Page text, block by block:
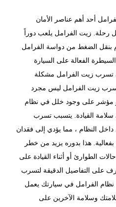
أحد أهم عناصر الأمان
رحلة. زيت الفرامل يلعب دوراً
بنقل الضغط من دواسة الفرامل
الفعالة على السيارة
تسرب زيت الفرامل مشكلة
تسرب زيت الفرامل ليس مجرد
مؤشر على وجود خلل في نظام
القيادة. يتسبب تسرب
النظام ، مما يؤدي إلى فقدان
هذا بدوره يزيد من خطر
الطوارئ أو أثناء القيادة على
على التفاصيل الدقيقة لتسرب
الفرامل في سيارتك يعمل
وسلامة الآخرين على